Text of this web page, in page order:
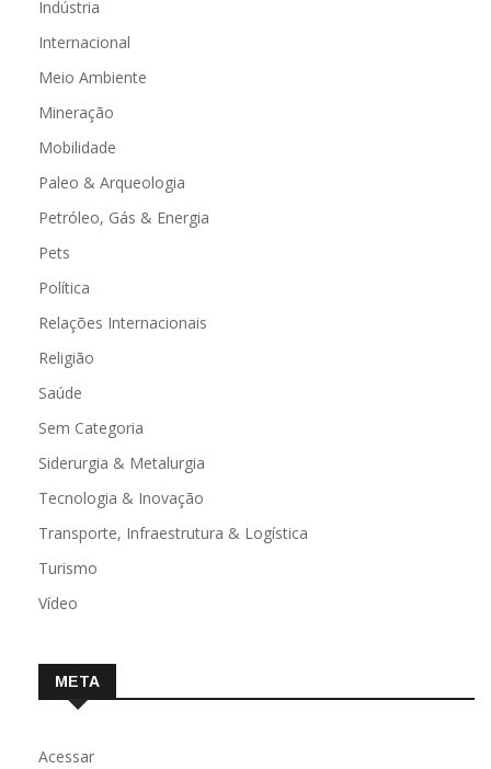
Indústria
Internacional
Meio Ambiente
Mineração
Mobilidade
Paleo & Arqueologia
Petróleo, Gás & Energia
Pets
Política
Relações Internacionais
Religião
Saúde
Sem Categoria
Siderurgia & Metalurgia
Tecnologia & Inovação
Transporte, Infraestrutura & Logística
Turismo
Vídeo
META
Acessar